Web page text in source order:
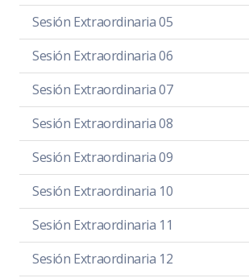
Sesión Extraordinaria 05
Sesión Extraordinaria 06
Sesión Extraordinaria 07
Sesión Extraordinaria 08
Sesión Extraordinaria 09
Sesión Extraordinaria 10
Sesión Extraordinaria 11
Sesión Extraordinaria 12